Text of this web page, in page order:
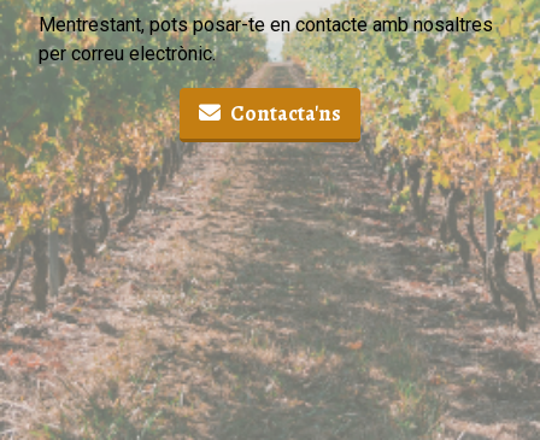
Mentrestant, pots posar-te en contacte amb nosaltres
per correu electrònic.
Contacta'ns